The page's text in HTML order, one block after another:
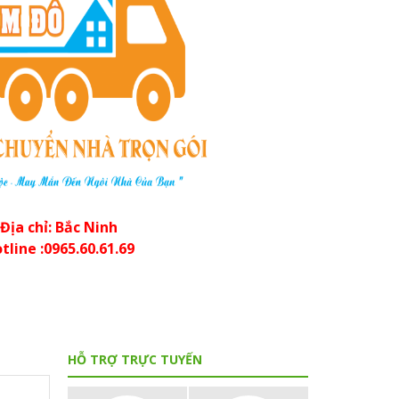
Địa chỉ: Bắc Ninh
:0965.60.61.69
HỖ TRỢ TRỰC TUYẾN